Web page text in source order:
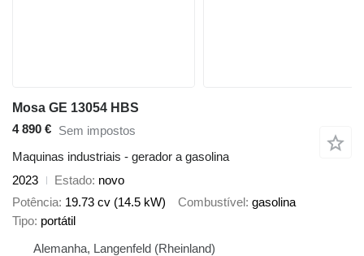
Mosa GE 13054 HBS
4 890 € Sem impostos
Maquinas industriais - gerador a gasolina
2023
Estado novo
Potência 19.73 cv (14.5 kW) Combustível gasolina
Tipo portátil
Alemanha, Langenfeld (Rheinland)